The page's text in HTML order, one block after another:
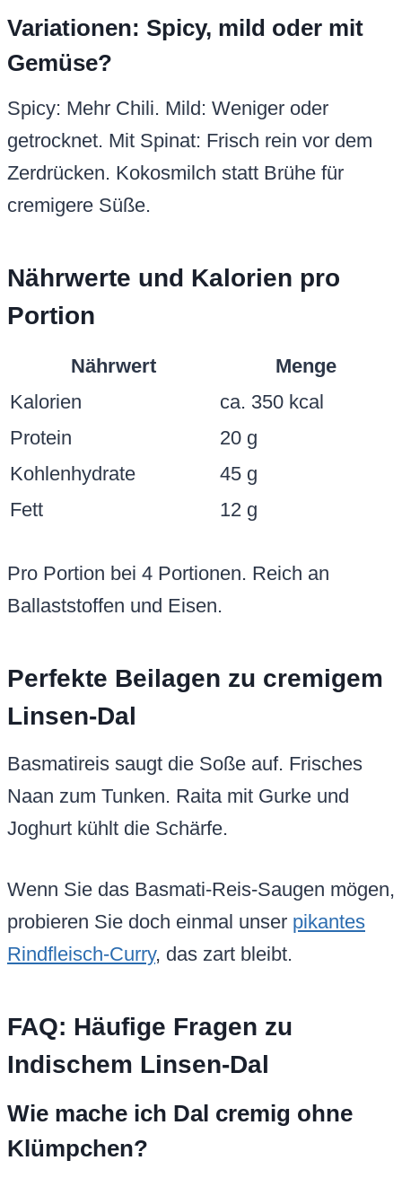
Variationen: Spicy, mild oder mit
Gemüse?
Spicy: Mehr Chili. Mild: Weniger oder
getrocknet. Mit Spinat: Frisch rein vor dem
Zerdrücken. Kokosmilch statt Brühe für
cremigere Süße.
Nährwerte und Kalorien pro
Portion
Nährwert
Menge
Kalorien
ca. 350 kcal
Protein
20 g
Kohlenhydrate
45 g
Fett
12 g
Pro Portion bei 4 Portionen. Reich an
Ballaststoffen und Eisen.
Perfekte Beilagen zu cremigem
Linsen-Dal
Basmatireis saugt die Soße auf. Frisches
Naan zum Tunken. Raita mit Gurke und
Joghurt kühlt die Schärfe.
Wenn Sie das Basmati-Reis-Saugen mögen,
probieren Sie doch einmal unser pikantes
Rindfleisch-Curry, das zart bleibt.
FAQ: Häufige Fragen zu
Indischem Linsen-Dal
Wie mache ich Dal cremig ohne
Klümpchen?